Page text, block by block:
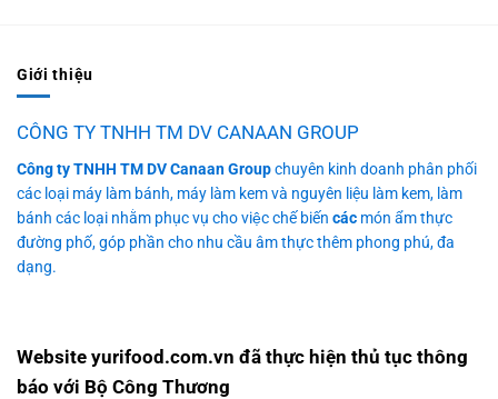
Giới thiệu
CÔNG TY TNHH TM DV CANAAN GROUP
Công ty TNHH TM DV Canaan Groupchuyên kinh doanh phân phối
các loại máy làm bánh, máy làm kem và nguyên liệu làm kem, làm
bánh các loại nhằm phục vụ cho việc chế biến các món ẩm thực
đường phố, góp phần cho nhu cầu âm thực thêm phong phú, đa
dạng.
Website yurifood.com.vn đã thực hiện thủ tục thông
báo với Bộ Công Thương